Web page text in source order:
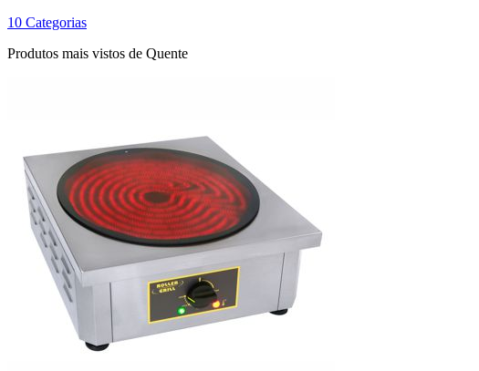
10 Categorias
Produtos mais vistos de Quente